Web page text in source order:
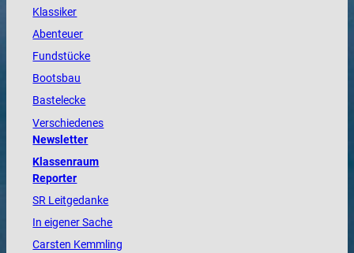
Klassiker
Abenteuer
Fundstücke
Bootsbau
Bastelecke
Verschiedenes
Newsletter
Klassenraum
Reporter
SR Leitgedanke
In eigener Sache
Carsten Kemmling